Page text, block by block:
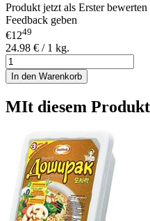
Produkt jetzt als Erster bewerten
Feedback geben
€1249
24.98 € / 1 kg.
In den Warenkorb
MIt diesem